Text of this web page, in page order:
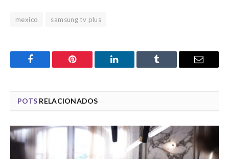
mexico samsung tv plus
Facebook Pinterest LinkedIn Tumblr Email
POTS RELACIONADOS